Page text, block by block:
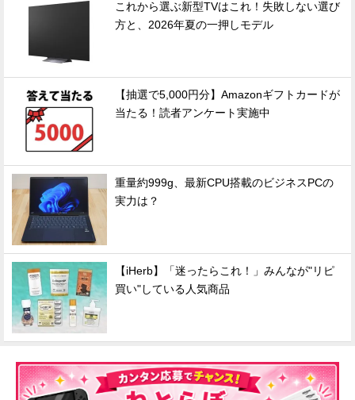
これから選ぶ新型TVはこれ！失敗しない選び
方と、2026年夏の一押しモデル
【抽選で5,000円分】Amazonギフトカードが
当たる！読者アンケート実施中
重量約999g、最新CPU搭載のビジネスPCの
実力は？
【iHerb】「迷ったらこれ！」みんなが"リピ
買い"している人気商品